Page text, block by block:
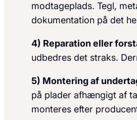
modtageplads. Tegl,
dokumentation på det
4) Reparation eller
udbedres det straks.
5) Montering af
på plader afhængigt af
monteres efter